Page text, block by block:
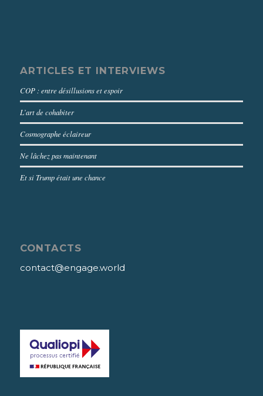
ARTICLES ET INTERVIEWS
COP : entre désillusions et espoir
L’art de cohabiter
Cosmographe éclaireur
Ne lâchez pas maintenant
Et si Trump était une chance
CONTACTS
contact@engage.world